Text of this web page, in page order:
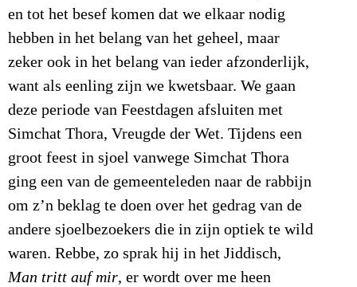
en tot het besef komen dat we elkaar nodig
hebben in het belang van het geheel, maar
zeker ook in het belang van ieder afzonderlijk,
want als eenling zijn we kwetsbaar. We gaan
deze periode van Feestdagen afsluiten met
Simchat Thora, Vreugde der Wet. Tijdens een
groot feest in sjoel vanwege Simchat Thora
ging een van de gemeenteleden naar de rabbijn
om z’n beklag te doen over het gedrag van de
andere sjoelbezoekers die in zijn optiek te wild
waren. Rebbe, zo sprak hij in het Jiddisch,
Man tritt auf mir, er wordt over me heen